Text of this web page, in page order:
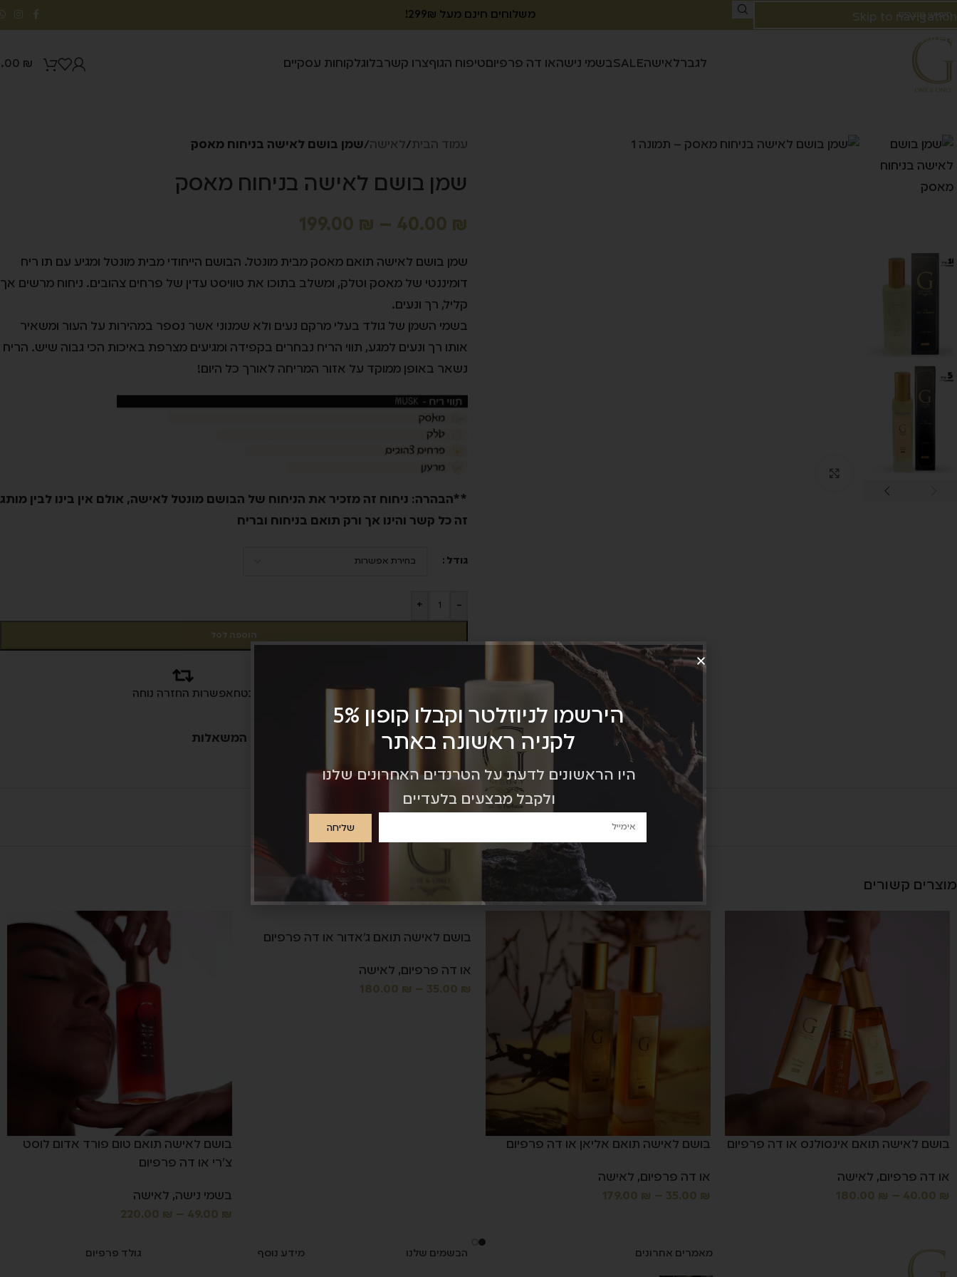
Skip to navigation
Skip to main content
משלוחים חינם מעל 299₪!
לגברלאישהSALEבשמי נישהאו דה פרפיוםטיפוח הגוףצרו קשרבלוגלקוחות עסקיים ₪
עמוד הבית/לאישה/שמן בושם לאישה בניחוח מאסק
שמן בושם לאישה בניחוח מאסק
40.00 ₪
–
199.00 ₪
שמן בושם לאישה תואם מאסק מבית מונטל. הבושם הייחודי מבית מונטל ומגיע עם תו ריח
דומיננטי של מאסק וטלק, ומשלב בתוכו את טוויסט עדין של פרחים צהובים. ניחוח מרשים אך
קליל, רך ונעים.
בשמי השמן של גולד בעלי מרקם נעים ולא שמנוני אשר נספר במהירות על העור ומשאיר
אותו רך ונעים למגע, תווי הריח נבחרים בקפידה ומגיעים מצרפת באיכות הכי גבוה שיש. הריח
נשאר באופן ממוקד על אזור המריחה לאורך כל היום!
**הבהרה: ניחוח זה מזכיר את הניחוח של הבושם מונטל לאישה, אולם אין בינו לבין מותג
זה כל קשר והינו אך ורק תואם בניחוח ובריח
גודל
-
+
הוספה לסל
משלוח חינם בקנייה מעל 299 ש"ח תשלום מאובטחאפשרות החזרה נוחה
השוואת מוצרים הוספה לרשימת המשאלות
מוצרים קשורים
בושם לאישה תואם אינסולנס או דה פרפיום
או דה פרפיום, לאישה
40.00 ₪
–
180.00 ₪
בושם לאישה תואם אליאן או דה פרפיום
או דה פרפיום, לאישה
35.00 ₪
–
179.00 ₪
בושם לאישה תואם ג'אדור או דה פרפיום
או דה פרפיום, לאישה
35.00 ₪
–
180.00 ₪
בושם לאישה תואם טום פורד אדום לוסט
צ'רי או דה פרפיום
בשמי נישה, לאישה
49.00 ₪
–
220.00 ₪
מאמרים אחרונים הבשמים שלנו מידע נוסף גולד פרפיום
הירשמו לניוזלטר וקבלו קופון 5%
לקניה ראשונה באתר
היו הראשונים לדעת על הטרנדים האחרונים שלנו
ולקבל מבצעים בלעדיים
שליחה